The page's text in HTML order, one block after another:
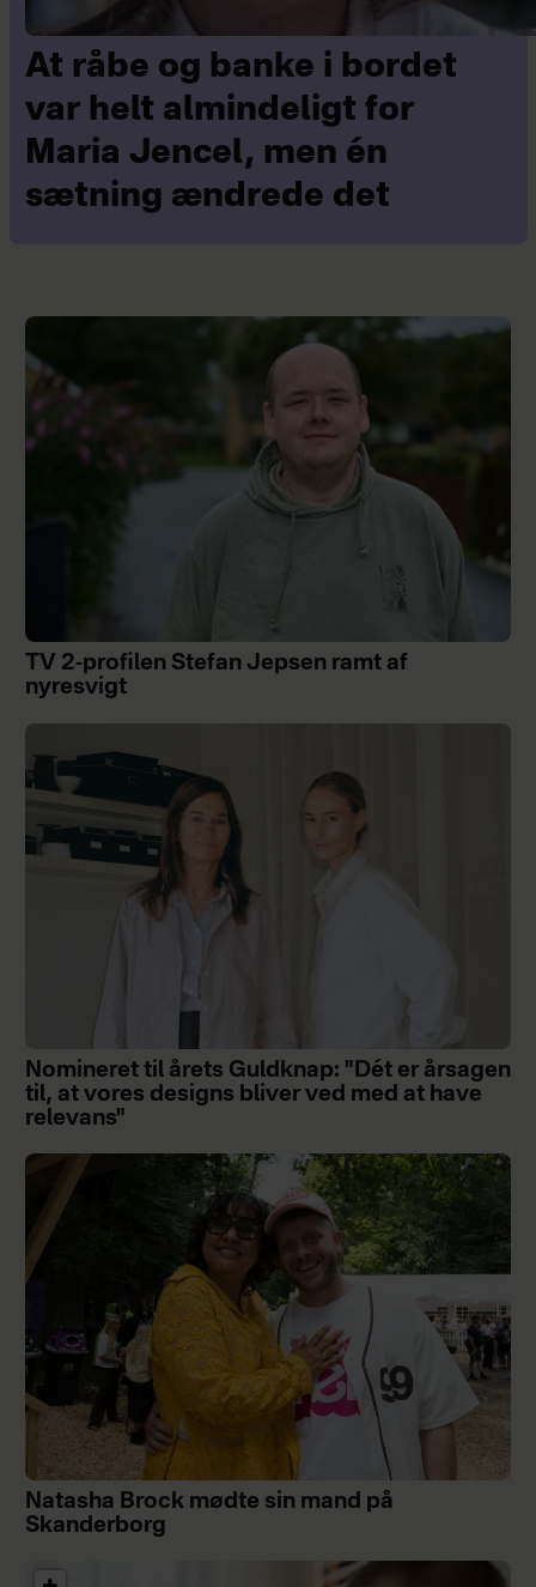
At råbe og banke i bordet
var helt almindeligt for
Maria Jencel, men én
sætning ændrede det
TV 2-profilen Stefan Jepsen ramt af
nyresvigt
Nomineret til årets Guldknap: "Dét er årsagen
til, at vores designs bliver ved med at have
relevans"
Natasha Brock mødte sin mand på
Skanderborg